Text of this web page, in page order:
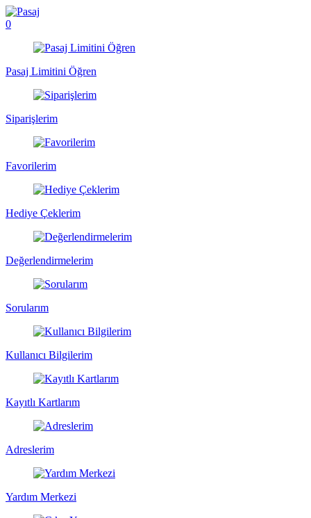
0
Pasaj Limitini Öğren
Siparişlerim
Favorilerim
Hediye Çeklerim
Değerlendirmelerim
Sorularım
Kullanıcı Bilgilerim
Kayıtlı Kartlarım
Adreslerim
Yardım Merkezi